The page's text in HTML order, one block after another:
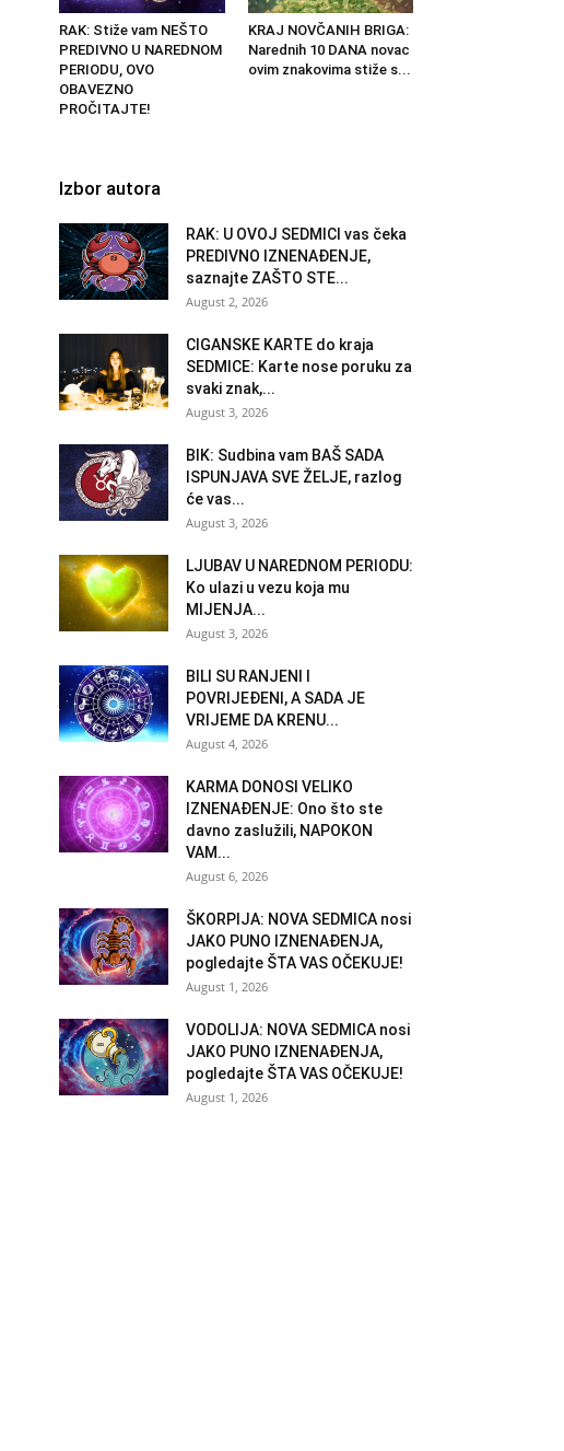
RAK: Stiže vam NEŠTO
PREDIVNO U NAREDNOM
PERIODU, OVO
OBAVEZNO
PROČITAJTE!
KRAJ NOVČANIH BRIGA:
Narednih 10 DANA novac
ovim znakovima stiže s...
Izbor autora
RAK: U OVOJ SEDMICI vas čeka
PREDIVNO IZNENAĐENJE,
saznajte ZAŠTO STE...
August 2, 2026
CIGANSKE KARTE do kraja
SEDMICE: Karte nose poruku za
svaki znak,...
August 3, 2026
BIK: Sudbina vam BAŠ SADA
ISPUNJAVA SVE ŽELJE, razlog
će vas...
August 3, 2026
LJUBAV U NAREDNOM PERIODU:
Ko ulazi u vezu koja mu
MIJENJA...
August 3, 2026
BILI SU RANJENI I
POVRIJEĐENI, A SADA JE
VRIJEME DA KRENU...
August 4, 2026
KARMA DONOSI VELIKO
IZNENAĐENJE: Ono što ste
davno zaslužili, NAPOKON
VAM...
August 6, 2026
ŠKORPIJA: NOVA SEDMICA nosi
JAKO PUNO IZNENAĐENJA,
pogledajte ŠTA VAS OČEKUJE!
August 1, 2026
VODOLIJA: NOVA SEDMICA nosi
JAKO PUNO IZNENAĐENJA,
pogledajte ŠTA VAS OČEKUJE!
August 1, 2026